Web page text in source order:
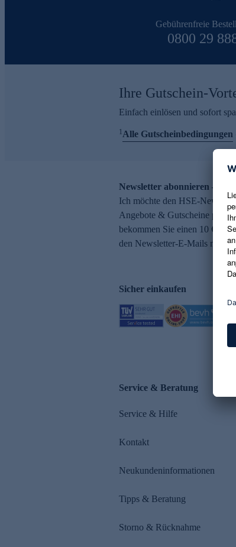
Gebührenfreie
0800 29
Ihre Gutschein-
Einfach einlösen und sofort
1Alle Gutscheinbedingungen
Newsletter abonnieren – 10
Ich möchte den HSE-
Angebote & Gutscheine per
bekommen Sie einen 10 €
den Newsletter-E-Mails
Sicher einkaufen
Service & Beratung
Service & Hilfe
Kontakt
Neukundeninformationen
Tipps & Beratung
Storno & Rücknahme